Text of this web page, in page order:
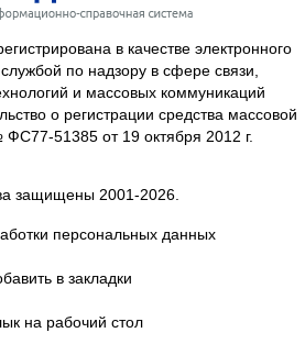
в качестве электронного
по надзору в сфере связи,
и массовых коммуникаций
о регистрации средства массовой
51385 от 19 октября 2012 г.
защищены 2001-2026.
персональных данных
в закладки
на рабочий стол